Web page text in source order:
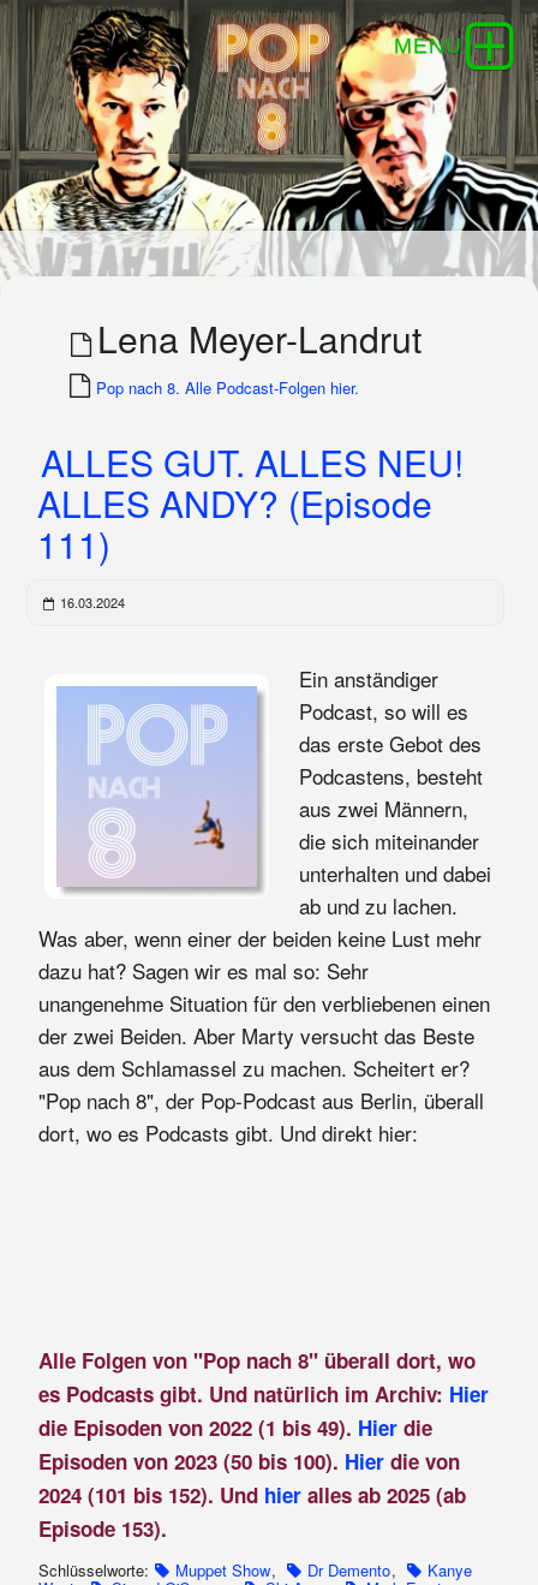
Lena Meyer-Landrut
Pop nach 8. Alle Podcast-Folgen hier.
ALLES GUT. ALLES NEU!
ALLES ANDY? (Episode
111)
16.03.2024
Ein anständiger
Podcast, so will es
das erste Gebot des
Podcastens, besteht
aus zwei Männern,
die sich miteinander
unterhalten und dabei
ab und zu lachen.
Was aber, wenn einer der beiden keine Lust mehr
dazu hat? Sagen wir es mal so: Sehr
unangenehme Situation für den verbliebenen einen
der zwei Beiden. Aber Marty versucht das Beste
aus dem Schlamassel zu machen. Scheitert er?
"Pop nach 8", der Pop-Podcast aus Berlin, überall
dort, wo es Podcasts gibt. Und direkt hier:
Alle Folgen von "Pop nach 8" überall dort, wo
es Podcasts gibt. Und natürlich im Archiv: Hier
die Episoden von 2022 (1 bis 49). Hierdie
Episoden von 2023 (50 bis 100). Hier die von
2024 (101 bis 152). Und hier alles ab 2025 (ab
Episode 153).
Schlüsselworte: Muppet Show, Dr Demento, Kanye